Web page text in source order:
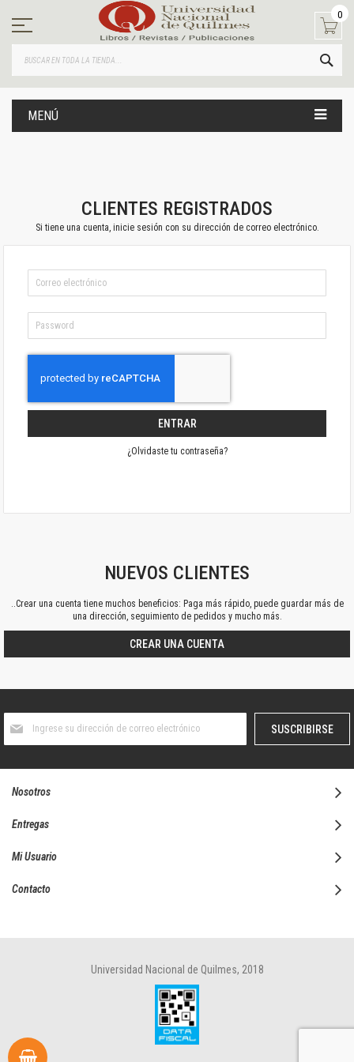
contenido
0
MENÚ
CLIENTES REGISTRADOS
Si tiene una cuenta, inicie sesión con su dirección de correo electrónico.
ENTRAR
¿Olvidaste tu contraseña?
NUEVOS CLIENTES
..Crear una cuenta tiene muchos beneficios: Paga más rápido, puede guardar más de
una dirección, seguimiento de pedidos y mucho más.
CREAR UNA CUENTA
boletín
SUSCRIBIRSE
Nosotros
Entregas
Mi Usuario
Contacto
Universidad Nacional de Quilmes, 2018